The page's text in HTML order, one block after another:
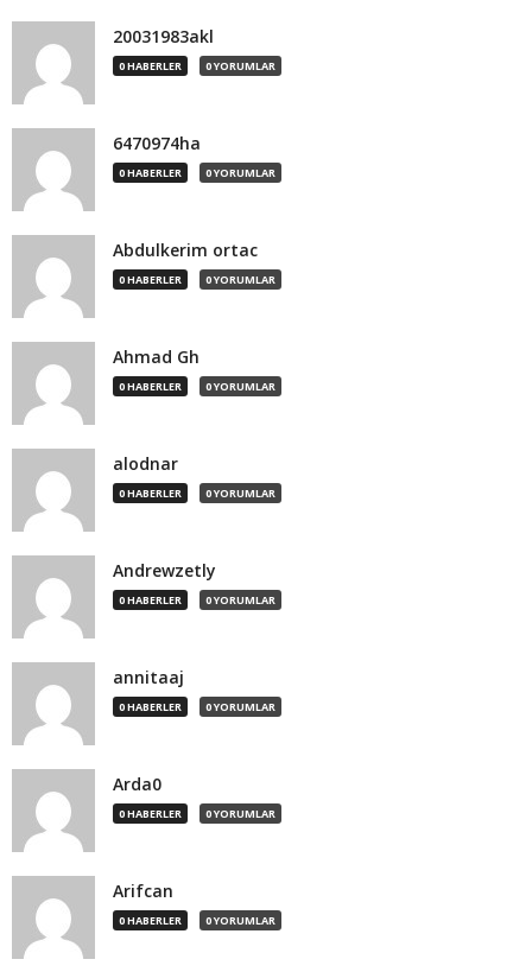
20031983akl
0 HABERLER 0 YORUMLAR
6470974ha
0 HABERLER 0 YORUMLAR
Abdulkerim ortac
0 HABERLER 0 YORUMLAR
Ahmad Gh
0 HABERLER 0 YORUMLAR
alodnar
0 HABERLER 0 YORUMLAR
Andrewzetly
0 HABERLER 0 YORUMLAR
annitaaj
0 HABERLER 0 YORUMLAR
Arda0
0 HABERLER 0 YORUMLAR
Arifcan
0 HABERLER 0 YORUMLAR